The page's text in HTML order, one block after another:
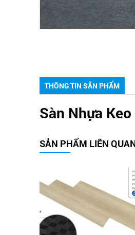
THÔNG TIN SẢN PHẨM
Sàn Nhựa
SẢN PHẨM LIÊN